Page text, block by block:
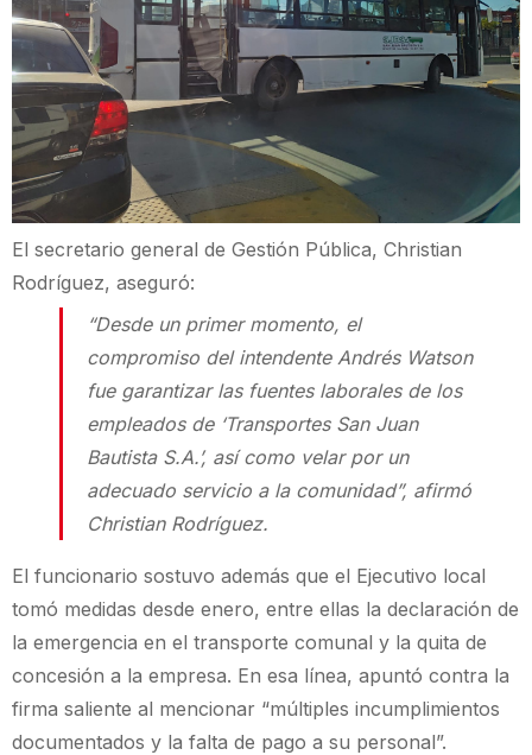
El secretario general de Gestión Pública, Christian
Rodríguez, aseguró:
“Desde un primer momento, el
compromiso del intendente Andrés Watson
fue garantizar las fuentes laborales de los
empleados de ‘Transportes San Juan
Bautista S.A.’, así como velar por un
adecuado servicio a la comunidad”, afirmó
Christian Rodríguez.
El funcionario sostuvo además que el Ejecutivo local
tomó medidas desde enero, entre ellas la declaración de
la emergencia en el transporte comunal y la quita de
concesión a la empresa. En esa línea, apuntó contra la
firma saliente al mencionar “múltiples incumplimientos
documentados y la falta de pago a su personal”.